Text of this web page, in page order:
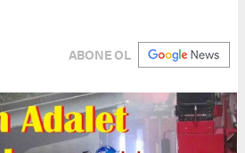
ABONE OL